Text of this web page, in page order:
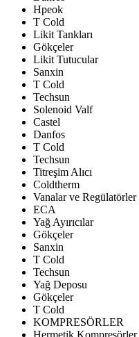
Hpeok
T Cold
Likit Tankları
Gökçeler
Likit Tutucular
Sanxin
T Cold
Techsun
Solenoid Valf
Castel
Danfos
T Cold
Techsun
Titreşim Alıcı
Coldtherm
Vanalar ve Regülatörler
ECA
Yağ Ayırıcılar
Gökçeler
Sanxin
T Cold
Techsun
Yağ Deposu
Gökçeler
T Cold
KOMPRESÖRLER
Hermetik Kompresörler